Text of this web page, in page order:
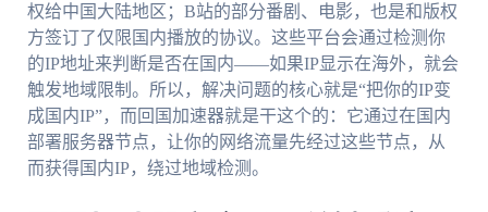
权给中国大陆地区；B站的部分番剧、电影，也是和版权
方签订了仅限国内播放的协议。这些平台会通过检测你
的IP地址来判断是否在国内——如果IP显示在海外，就会
触发地域限制。所以，解决问题的核心就是“把你的IP变
成国内IP”，而回国加速器就是干这个的：它通过在国内
部署服务器节点，让你的网络流量先经过这些节点，从
而获得国内IP，绕过地域检测。